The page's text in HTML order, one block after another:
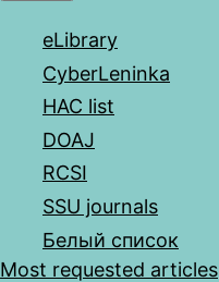
eLibrary
CyberLeninka
HAC list
DOAJ
RCSI
SSU journals
Белый список
Most requested articles